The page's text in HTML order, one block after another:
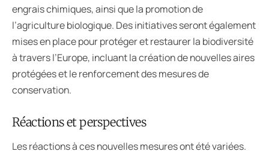
engrais chimiques, ainsi que la promotion de
l’agriculture biologique. Des initiatives seront également
mises en place pour protéger et restaurer la biodiversité
à travers l’Europe, incluant la création de nouvelles aires
protégées et le renforcement des mesures de
conservation.
Réactions et perspectives
Les réactions à ces nouvelles mesures ont été variées.